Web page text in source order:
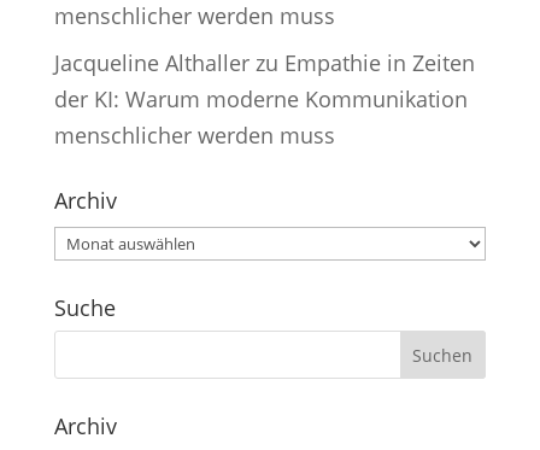
menschlicher werden muss
Jacqueline Althallerzu Empathie in Zeiten
der KI: Warum moderne Kommunikation
menschlicher werden muss
Archiv
Archiv
Suche
Archiv